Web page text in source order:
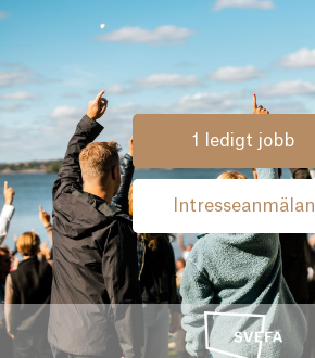
1 ledigt jobb
Intresseanmälan